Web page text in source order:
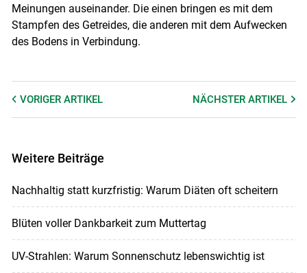
Meinungen auseinander. Die einen bringen es mit dem
Stampfen des Getreides, die anderen mit dem Aufwecken
des Bodens in Verbindung.
VORIGER ARTIKEL NÄCHSTERARTIKEL
Weitere Beiträge
Nachhaltig statt kurzfristig: Warum Diäten oft scheitern
Blüten voller Dankbarkeit zum Muttertag
UV-Strahlen: Warum Sonnenschutz lebenswichtig ist